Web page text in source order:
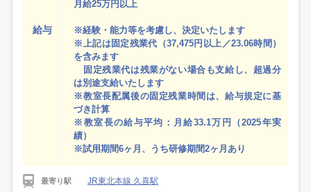
給与
月給25万円以上
※経験・能力等を考慮し、決定いたします
※上記は固定残業代（37,475円以上／23.06時間）
を含みます
固定残業代は残業がない場合も支給し、超過分
は別途支給いたします
※教室長配属後の固定残業時間は、給与規定に基
づき計算
※教室長の給与平均：月給33.1万円（2025年実
績）
※試用期間6ヶ月、うち研修期間2ヶ月あり
最寄り駅 JR東北本線 久喜駅